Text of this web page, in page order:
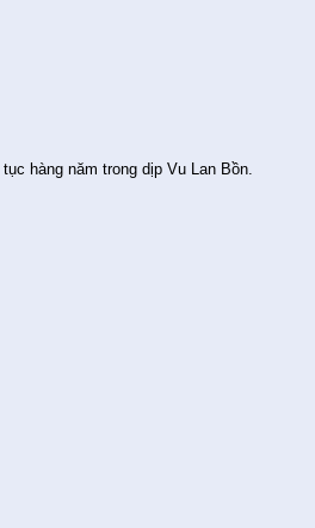
hàng năm trong dịp Vu Lan Bồn.